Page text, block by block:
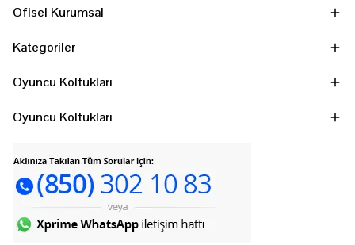
Ofisel Kurumsal
Kategoriler
Oyuncu Koltukları
Oyuncu Koltukları